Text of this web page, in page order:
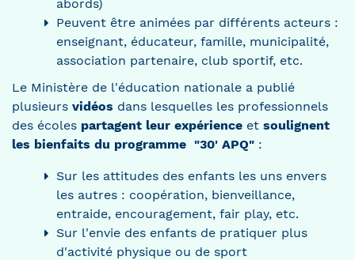
abords)
Peuvent être animées par différents acteurs :
enseignant, éducateur, famille, municipalité,
association partenaire, club sportif, etc.
Le Ministère de l'éducation nationale a publié
plusieurs vidéos dans lesquelles les professionnels
des écoles partagent leur expérience et soulignent
les bienfaits du programme "30' APQ" :
Sur les attitudes des enfants les uns envers
les autres : coopération, bienveillance,
entraide, encouragement, fair play, etc.
Sur l'envie des enfants de pratiquer plus
d'activité physique ou de sport